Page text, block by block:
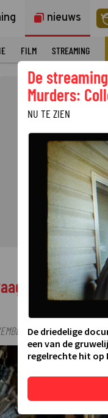
nieuws
FILM STREAMING
zich als
2025 12:45·
De
Murders:
NU TE ZIEN
De driedelige
een van de
regelrechte hit op